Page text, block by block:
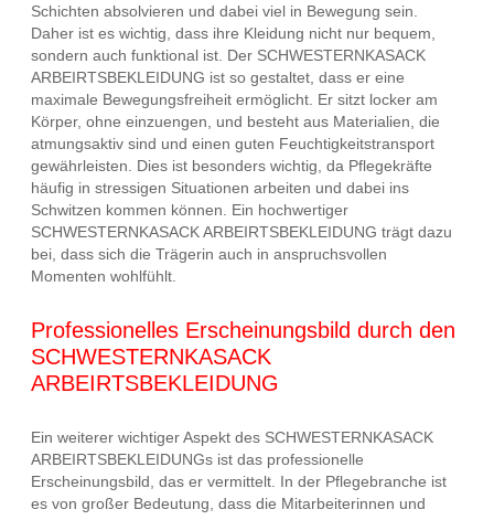
Schichten absolvieren und dabei viel in Bewegung sein.
Daher ist es wichtig, dass ihre Kleidung nicht nur bequem,
sondern auch funktional ist. Der SCHWESTERNKASACK
ARBEIRTSBEKLEIDUNG ist so gestaltet, dass er eine
maximale Bewegungsfreiheit ermöglicht. Er sitzt locker am
Körper, ohne einzuengen, und besteht aus Materialien, die
atmungsaktiv sind und einen guten Feuchtigkeitstransport
gewährleisten. Dies ist besonders wichtig, da Pflegekräfte
häufig in stressigen Situationen arbeiten und dabei ins
Schwitzen kommen können. Ein hochwertiger
SCHWESTERNKASACK ARBEIRTSBEKLEIDUNG trägt dazu
bei, dass sich die Trägerin auch in anspruchsvollen
Momenten wohlfühlt.
Professionelles Erscheinungsbild durch den
SCHWESTERNKASACK
ARBEIRTSBEKLEIDUNG
Ein weiterer wichtiger Aspekt des SCHWESTERNKASACK
ARBEIRTSBEKLEIDUNGs ist das professionelle
Erscheinungsbild, das er vermittelt. In der Pflegebranche ist
es von großer Bedeutung, dass die Mitarbeiterinnen und